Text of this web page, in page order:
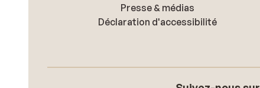
Presse & médias
Déclaration d'accessibilité